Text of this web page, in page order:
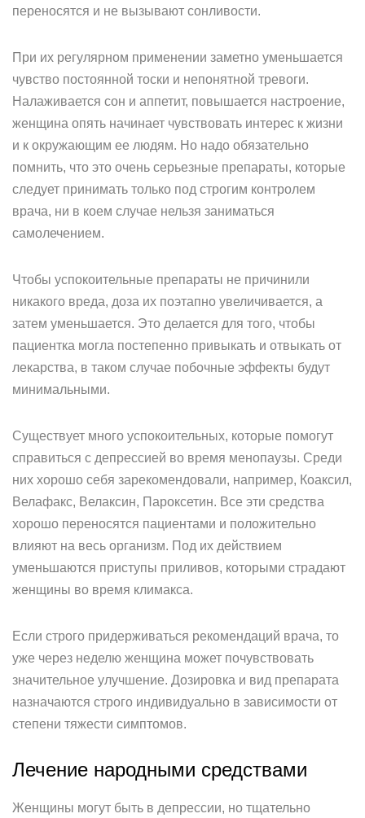
переносятся и не вызывают сонливости.
При их регулярном применении заметно уменьшается
чувство постоянной тоски и непонятной тревоги.
Налаживается сон и аппетит, повышается настроение,
женщина опять начинает чувствовать интерес к жизни
и к окружающим ее людям. Но надо обязательно
помнить, что это очень серьезные препараты, которые
следует принимать только под строгим контролем
врача, ни в коем случае нельзя заниматься
самолечением.
Чтобы успокоительные препараты не причинили
никакого вреда, доза их поэтапно увеличивается, а
затем уменьшается. Это делается для того, чтобы
пациентка могла постепенно привыкать и отвыкать от
лекарства, в таком случае побочные эффекты будут
минимальными.
Существует много успокоительных, которые помогут
справиться с депрессией во время менопаузы. Среди
них хорошо себя зарекомендовали, например, Коаксил,
Велафакс, Велаксин, Пароксетин. Все эти средства
хорошо переносятся пациентами и положительно
влияют на весь организм. Под их действием
уменьшаются приступы приливов, которыми страдают
женщины во время климакса.
Если строго придерживаться рекомендаций врача, то
уже через неделю женщина может почувствовать
значительное улучшение. Дозировка и вид препарата
назначаются строго индивидуально в зависимости от
степени тяжести симптомов.
Лечение народными средствами
Женщины могут быть в депрессии, но тщательно